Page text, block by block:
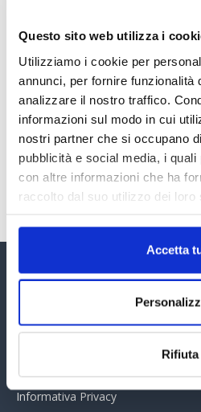
Questo sito web utilizza i
Utilizziamo i cookie per
annunci, per fornire funzionalità
analizzare il nostro traffico.
informazioni sul modo in cui
nostri partner che si occupano
pubblicità e social media, i
con altre informazioni che ha
raccolto dal suo utilizzo dei loro
Accetta
Rifiuta
30 Giugno 2026
PREMI 2025. I
30 Giugno 2026
TUTTI GLI ARTICOLI DEL MESE
Assinform Editore
Chi siamo
Collabora con noi
Informativa Privacy